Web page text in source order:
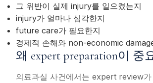
그 위반이 실제 injury를 일으켰는지
injury가 얼마나 심각한지
future care가 필요한지
경제적 손해와 non-economic
왜 expert preparation이 중
의료과실 사건에서는 expert review가